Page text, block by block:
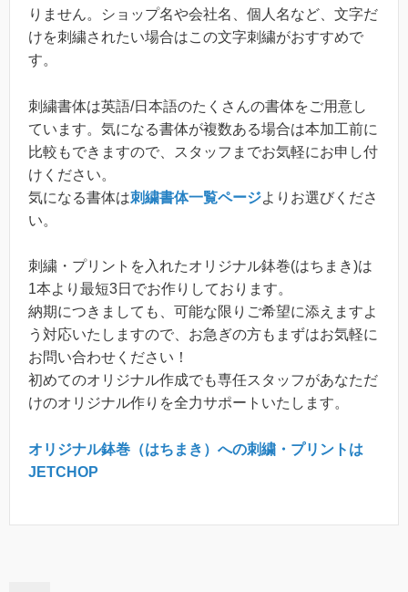
りません。ショップ名や会社名、個人名など、文字だ
けを刺繍されたい場合はこの文字刺繍がおすすめで
す。
刺繍書体は英語/日本語のたくさんの書体をご用意し
ています。気になる書体が複数ある場合は本加工前に
比較もできますので、スタッフまでお気軽にお申し付
けください。
気になる書体は刺繍書体一覧ページよりお選びくださ
い。
刺繍・プリントを入れたオリジナル鉢巻(はちまき)は
1本より最短3日でお作りしております。
納期につきましても、可能な限りご希望に添えますよ
う対応いたしますので、お急ぎの方もまずはお気軽に
お問い合わせください！
初めてのオリジナル作成でも専任スタッフがあなただ
けのオリジナル作りを全力サポートいたします。
オリジナル鉢巻（はちまき）への刺繍・プリントは
JETCHOP